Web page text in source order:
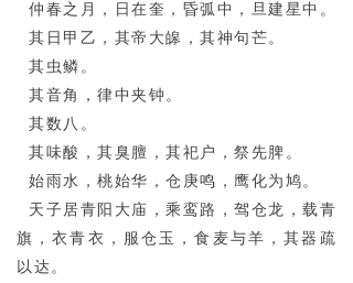
仲春之月，日在奎，昏弧中，旦建星中。
其日甲乙，其帝大皞，其神句芒。
其虫鳞。
其音角，律中夹钟。
其数八。
其味酸，其臭膻，其祀户，祭先脾。
始雨水，桃始华，仓庚鸣，鹰化为鸠。
天子居青阳大庙，乘鸾路，驾仓龙，载青
旗，衣青衣，服仓玉，食麦与羊，其器疏
以达。